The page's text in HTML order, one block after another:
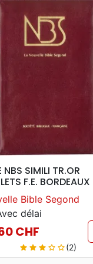
searchAPERÇU RAPIDE
NBS SIMILI TR.OR
F.E. BORDEAUX
Bible Segond
délai
CHF
star star star star_border star_border(2)